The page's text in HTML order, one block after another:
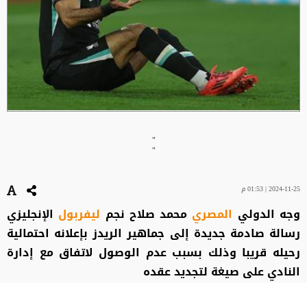
"
"
2024-11-25 | 01:53 م
وجه الدولي المصري محمد صلاح نجم ليفربول الإنجليزي
رسالة صادمة جديدة إلى جماهير الريدز بإعلانه احتمالية
رحيله قريبا وذلك بسبب عدم الوصول لاتفاق مع إدارة
النادي على صيغة لتجديد عقده